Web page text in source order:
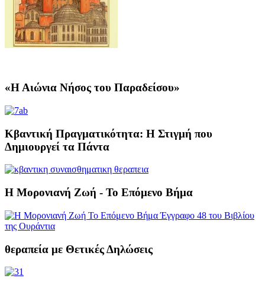
«Η Αιώνια Νήσος του Παραδείσου»
Κβαντική Πραγματικότητα: Η Στιγμή που
Δημιουργεί τα Πάντα
Η Μορονιανή Ζωή - Το Επόμενο Βήμα
θεραπεία με Θετικές Δηλώσεις